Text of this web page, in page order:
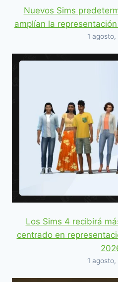
Nuevos Sims
amplían la
1
Los Sims 4 recibirá
centrado en
1